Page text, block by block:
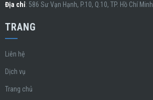
Địa chỉ: 586 Sư Vạn Hạnh, P.10, Q.10, TP. Hồ Chí Minh
TRANG
Liên hệ
Dịch vụ
Trang chủ